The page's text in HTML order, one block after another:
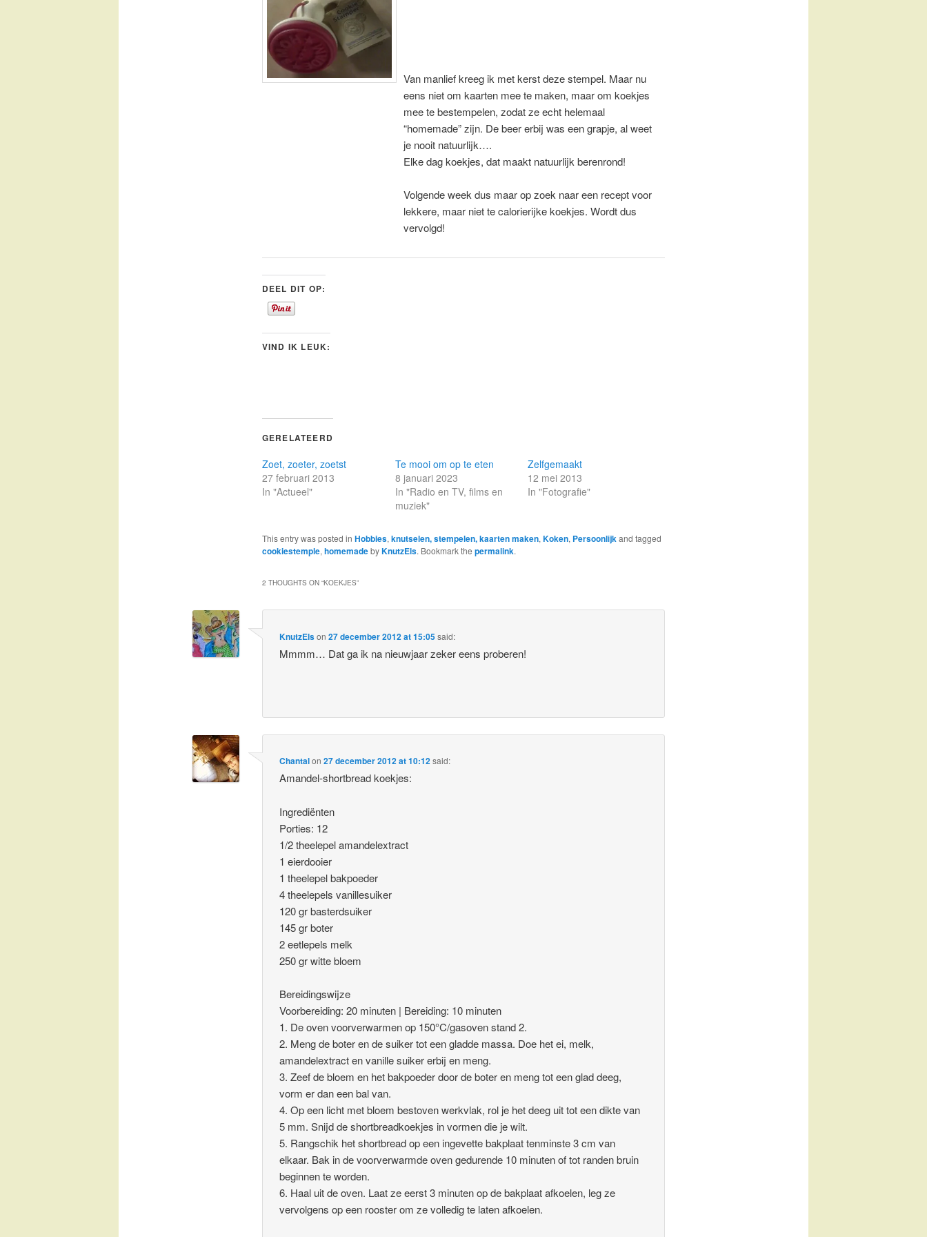
Van manlief kreeg ik met kerst deze stempel. Maar nu
eens niet om kaarten mee te maken, maar om koekjes
mee te bestempelen, zodat ze echt helemaal
“homemade” zijn. De beer erbij was een grapje, al weet
je nooit natuurlijk….
Elke dag koekjes, dat maakt natuurlijk berenrond!
Volgende week dus maar op zoek naar een recept voor
lekkere, maar niet te calorierijke koekjes. Wordt dus
vervolgd!
DEEL DIT OP:
VIND IK LEUK:
GERELATEERD
Zoet, zoeter, zoetst
27 februari 2013
In "Actueel"
Te mooi om op te eten
8 januari 2023
In "Radio en TV, films en
muziek"
Zelfgemaakt
12 mei 2013
In "Fotografie"
This entry was posted in Hobbies, knutselen, stempelen, kaarten maken, Koken, Persoonlijkand tagged
cookiestemple, homemadebyKnutzEls. Bookmark the permalink.
2 THOUGHTS ON “KOEKJES”
KnutzElson27 december 2012 at 15:05said:
Mmmm… Dat ga ik na nieuwjaar zeker eens proberen!
Chantalon27 december 2012 at 10:12said:
Amandel-shortbread koekjes:
Ingrediënten
Porties: 12
1/2 theelepel amandelextract
1 eierdooier
1 theelepel bakpoeder
4 theelepels vanillesuiker
120 gr basterdsuiker
145 gr boter
2 eetlepels melk
250 gr witte bloem
Bereidingswijze
Voorbereiding: 20 minuten | Bereiding: 10 minuten
1. De oven voorverwarmen op 150°C/gasoven stand 2.
2. Meng de boter en de suiker tot een gladde massa. Doe het ei, melk,
amandelextract en vanille suiker erbij en meng.
3. Zeef de bloem en het bakpoeder door de boter en meng tot een glad deeg,
vorm er dan een bal van.
4. Op een licht met bloem bestoven werkvlak, rol je het deeg uit tot een dikte van
5 mm. Snijd de shortbreadkoekjes in vormen die je wilt.
5. Rangschik het shortbread op een ingevette bakplaat tenminste 3 cm van
elkaar. Bak in de voorverwarmde oven gedurende 10 minuten of tot randen bruin
beginnen te worden.
6. Haal uit de oven. Laat ze eerst 3 minuten op de bakplaat afkoelen, leg ze
vervolgens op een rooster om ze volledig te laten afkoelen.